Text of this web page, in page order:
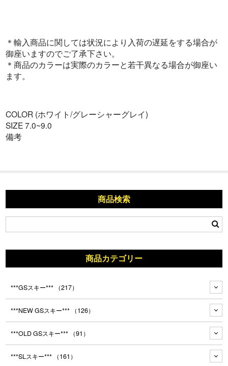
＊輸入商品に関しては状況により入荷の遅延をする場合が
御座いますのでご了承下さい。
＊商品のカラーは実際のカラーと若干異なる場合が御座い
ます。
COLOR (ホワイト/グレーシャーグレイ)
SIZE 7.0~9.0
備考
商品検索
商品カテゴリー
***GSスキー*** （217）
***NEW GSスキー*** （126）
***OLD GSスキー*** （91）
***SLスキー*** （161）